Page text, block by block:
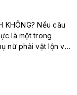
là một trong
nữ phải vật lộn với